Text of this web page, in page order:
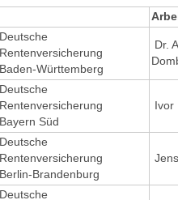
Deutsche
Rentenversicherung
Baden-Württemberg
Dr.
Deutsche
Rentenversicherung
Bayern Süd
Ivor
Deutsche
Rentenversicherung
Berlin-Brandenburg
Deutsche